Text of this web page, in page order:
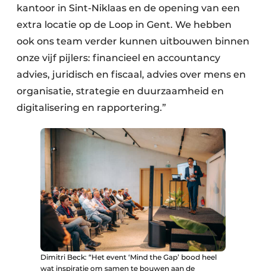
kantoor in Sint-Niklaas en de opening van een
extra locatie op de Loop in Gent. We hebben
ook ons team verder kunnen uitbouwen binnen
onze vijf pijlers: financieel en accountancy
advies, juridisch en fiscaal, advies over mens en
organisatie, strategie en duurzaamheid en
digitalisering en rapportering.”
Dimitri Beck: “Het event ‘Mind the Gap’ bood heel
wat inspiratie om samen te bouwen aan de